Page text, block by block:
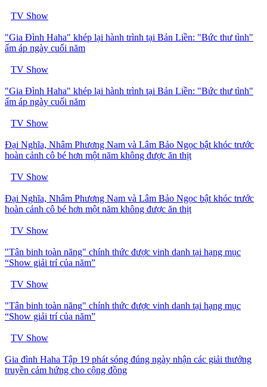
TV Show
"Gia Đình Haha" khép lại hành trình tại Bản Liền: "Bức thư tình"
ấm áp ngày cuối năm
TV Show
"Gia Đình Haha" khép lại hành trình tại Bản Liền: "Bức thư tình"
ấm áp ngày cuối năm
TV Show
Đại Nghĩa, Nhâm Phương Nam và Lâm Bảo Ngọc bật khóc trước
hoàn cảnh cô bé hơn một năm không được ăn thịt
TV Show
Đại Nghĩa, Nhâm Phương Nam và Lâm Bảo Ngọc bật khóc trước
hoàn cảnh cô bé hơn một năm không được ăn thịt
TV Show
"Tân binh toàn năng" chính thức được vinh danh tại hạng mục
“Show giải trí của năm”
TV Show
"Tân binh toàn năng" chính thức được vinh danh tại hạng mục
“Show giải trí của năm”
TV Show
Gia đình Haha Tập 19 phát sóng đúng ngày nhận các giải thưởng
truyền cảm hứng cho cộng đồng